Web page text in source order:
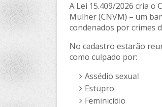
A Lei 15.409/2026 cria o
Mulher (CNVM) – um
condenados por crimes
No cadastro estarão
como culpado por:
Assédio sexual
Estupro
Feminicídio